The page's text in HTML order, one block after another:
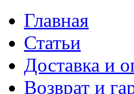
Главная
Статьи
Доставка и
Возврат и